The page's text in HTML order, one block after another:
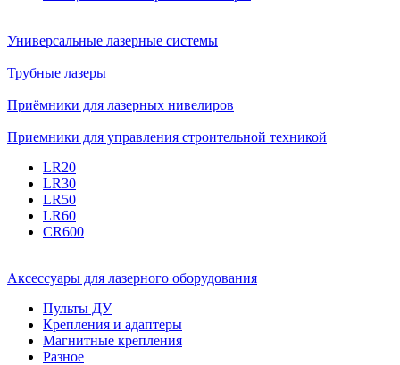
Универсальные лазерные системы
Трубные лазеры
Приёмники для лазерных нивелиров
Приемники для управления строительной техникой
LR20
LR30
LR50
LR60
CR600
Аксессуары для лазерного оборудования
Пульты ДУ
Крепления и адаптеры
Магнитные крепления
Разное